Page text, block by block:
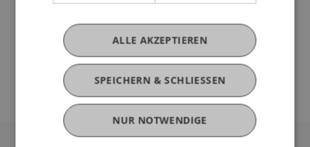
Weitere Informationen:
www.uni.li/terp10
SPEICHERN & SCHLIESSEN
ALLE AKZEPTIEREN
NUR NOTWENDIGE